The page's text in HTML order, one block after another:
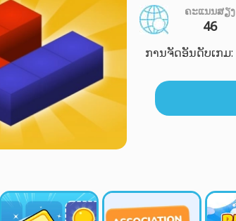
ຄະແນນສຽງ
46
ການຈັດອັນດັບເກມ: